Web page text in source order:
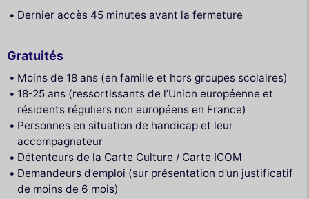
Dernier accès 45 minutes avant la fermeture
Gratuités
Moins de 18 ans (en famille et hors groupes scolaires)
18-25 ans (ressortissants de l’Union européenne et
résidents réguliers non européens en France)
Personnes en situation de handicap et leur
accompagnateur
Détenteurs de la Carte Culture / Carte ICOM
Demandeurs d’emploi (sur présentation d’un justificatif
de moins de 6 mois)